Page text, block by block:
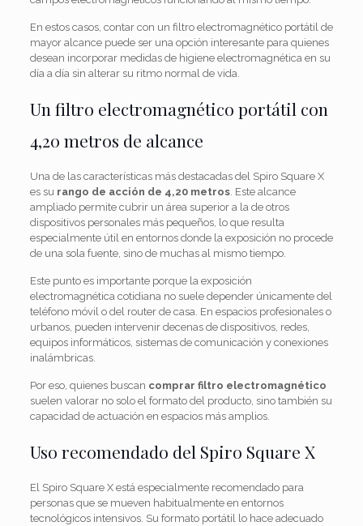
En estos casos, contar con un filtro electromagnético portátil de
mayor alcance puede ser una opción interesante para quienes
desean incorporar medidas de higiene electromagnética en su
día a día sin alterar su ritmo normal de vida.
Un filtro electromagnético portátil con
4,20 metros de alcance
Una de las características más destacadas del Spiro Square X
es su rango de acción de 4,20 metros. Este alcance
ampliado permite cubrir un área superior a la de otros
dispositivos personales más pequeños, lo que resulta
especialmente útil en entornos donde la exposición no procede
de una sola fuente, sino de muchas al mismo tiempo.
Este punto es importante porque la exposición
electromagnética cotidiana no suele depender únicamente del
teléfono móvil o del router de casa. En espacios profesionales o
urbanos, pueden intervenir decenas de dispositivos, redes,
equipos informáticos, sistemas de comunicación y conexiones
inalámbricas.
Por eso, quienes buscan comprar filtro electromagnético
suelen valorar no solo el formato del producto, sino también su
capacidad de actuación en espacios más amplios.
Uso recomendado del Spiro Square X
El Spiro Square X está especialmente recomendado para
personas que se mueven habitualmente en entornos
tecnológicos intensivos. Su formato portátil lo hace adecuado